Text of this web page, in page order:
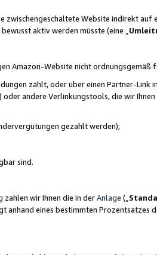
zwischengeschaltete Website indirekt auf
aktiv werden müsste (eine „
Amazon-Website nicht ordnungsgemäß
zählt, oder über einen Partner-Link
oder andere Verlinkungstools, die wir
gezahlt werden);
sind.
zahlen wir Ihnen die in derAnlage („
anhand eines bestimmten Prozentsatzes